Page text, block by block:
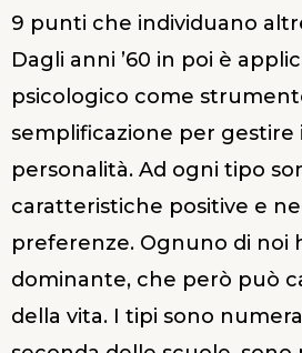
9 punti che individuano
Dagli anni ’60 in poi è
psicologico come
semplificazione per gestire
personalità. Ad ogni tipo
caratteristiche positive e
preferenze. Ognuno di noi
dominante, che però può
della vita. I tipi sono